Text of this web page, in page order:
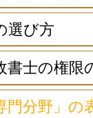
選び方
書士の権限
門分野」の